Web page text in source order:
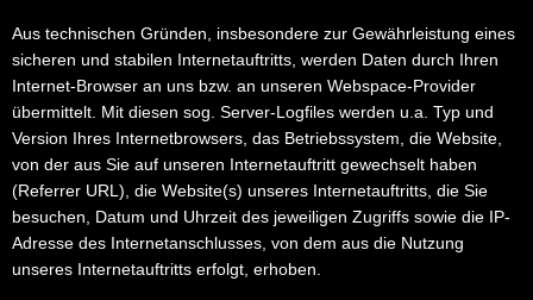
Aus technischen Gründen, insbesondere zur Gewährleistung eines
sicheren und stabilen Internetauftritts, werden Daten durch Ihren
Internet-Browser an uns bzw. an unseren Webspace-Provider
übermittelt. Mit diesen sog. Server-Logfiles werden u.a. Typ und
Version Ihres Internetbrowsers, das Betriebssystem, die Website,
von der aus Sie auf unseren Internetauftritt gewechselt haben
(Referrer URL), die Website(s) unseres Internetauftritts, die Sie
besuchen, Datum und Uhrzeit des jeweiligen Zugriffs sowie die IP-
Adresse des Internetanschlusses, von dem aus die Nutzung
unseres Internetauftritts erfolgt, erhoben.